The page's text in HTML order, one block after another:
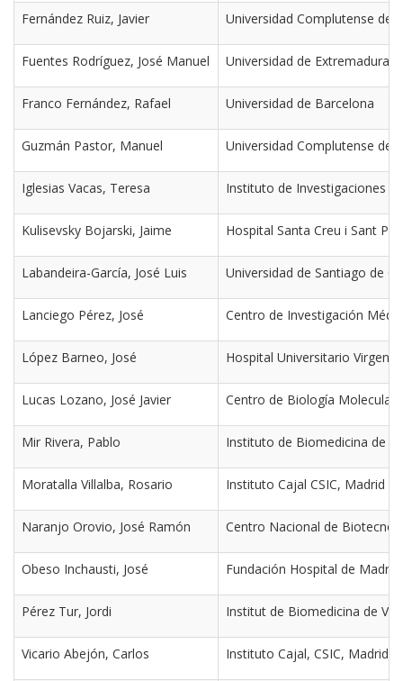
Fernández Ruiz, Javier Universidad Complutense de
Fuentes Rodríguez, José Manuel Universidad de Extremadura,
Franco Fernández, Rafael Universidad de Barcelona
Guzmán Pastor, Manuel Universidad Complutense de
Iglesias Vacas, Teresa Instituto de Investigaciones
Kulisevsky Bojarski, Jaime Hospital Santa Creu i Sant
Labandeira-García, José Luis Universidad de Santiago de
Lanciego Pérez, José Centro de Investigación
López Barneo, José Hospital Universitario Virgen
Lucas Lozano, José Javier Centro de Biología Molecular
Mir Rivera, Pablo Instituto de Biomedicina de
Moratalla Villalba, Rosario Instituto Cajal CSIC, Madrid
Naranjo Orovio, José Ramón Centro Nacional de
Obeso Inchausti, José Fundación Hospital de Madrid
Pérez Tur, Jordi Institut de Biomedicina de
Vicario Abejón, Carlos Instituto Cajal, CSIC, Madrid